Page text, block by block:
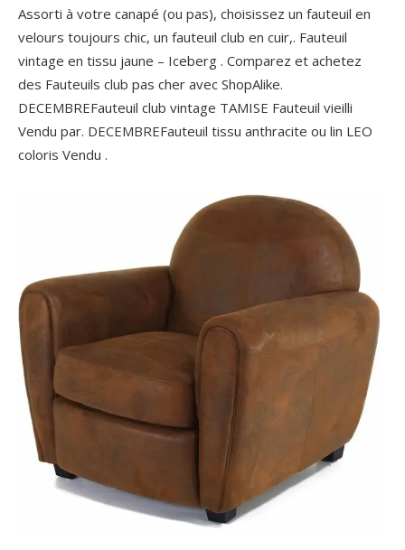
Assorti à votre canapé (ou pas), choisissez un fauteuil en
velours toujours chic, un fauteuil club en cuir,. Fauteuil
vintage en tissu jaune – Iceberg . Comparez et achetez
des Fauteuils club pas cher avec ShopAlike.
DECEMBREFauteuil club vintage TAMISE Fauteuil vieilli
Vendu par. DECEMBREFauteuil tissu anthracite ou lin LEO
coloris Vendu .